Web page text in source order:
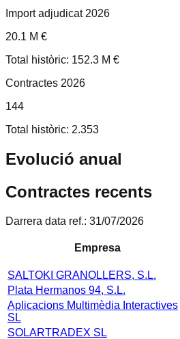
Import adjudicat 2026
20.1 M €
Total històric: 152.3 M €
Contractes 2026
144
Total històric: 2.353
Evolució anual
Contractes recents
Darrera data ref.: 31/07/2026
Empresa
SALTOKI GRANOLLERS, S.L.
Plata Hermanos 94, S.L.
Aplicacions Multimèdia Interactives
SL
SOLARTRADEX SL